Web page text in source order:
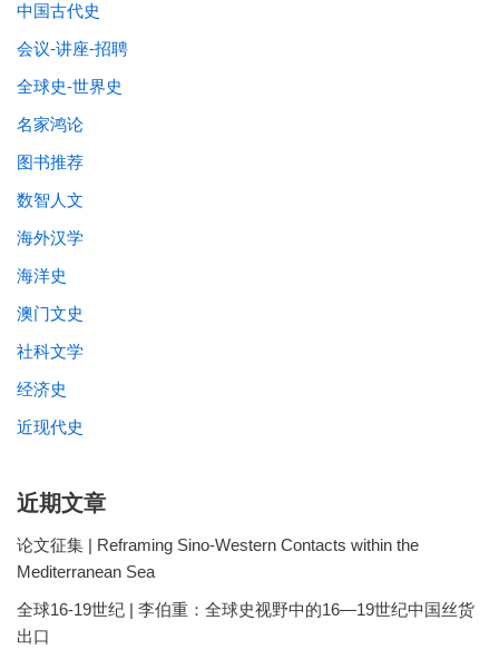
中国古代史
会议-讲座-招聘
全球史-世界史
名家鸿论
图书推荐
数智人文
海外汉学
海洋史
澳门文史
社科文学
经济史
近现代史
近期文章
论文征集 | Reframing Sino-Western Contacts within the
Mediterranean Sea
全球16-19世纪 | 李伯重：全球史视野中的16—19世纪中国丝货
出口